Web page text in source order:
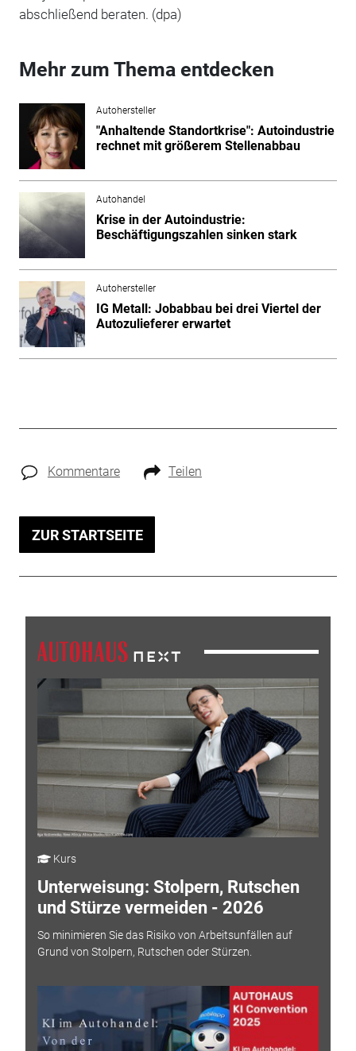
abschließend beraten. (dpa)
Mehr zum Thema entdecken
Autohersteller
"Anhaltende Standortkrise": Autoindustrie
rechnet mit größerem Stellenabbau
Autohandel
Krise in der Autoindustrie:
Beschäftigungszahlen sinken stark
Autohersteller
IG Metall: Jobabbau bei drei Viertel der
Autozulieferer erwartet
Kommentare Teilen
ZUR STARTSEITE
Kurs
Unterweisung: Stolpern, Rutschen
und Stürze vermeiden - 2026
So minimieren Sie das Risiko von Arbeitsunfällen auf
Grund von Stolpern, Rutschen oder Stürzen.